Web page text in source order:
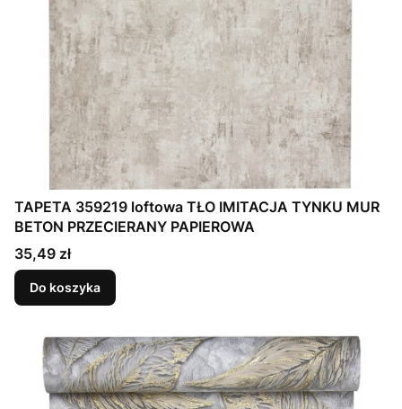
TAPETA 359219 loftowa TŁO IMITACJA TYNKU MUR
BETON PRZECIERANY PAPIEROWA
Cena
35,49 zł
Do koszyka